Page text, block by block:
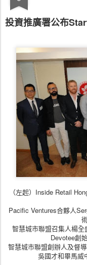
投資推廣署公布
（左起）Inside Retail
Pacific Ventures合夥人
智慧城市聯盟召集人楊
Devotee創
智慧城市聯盟創辦人及督
吳國才和畢馬威